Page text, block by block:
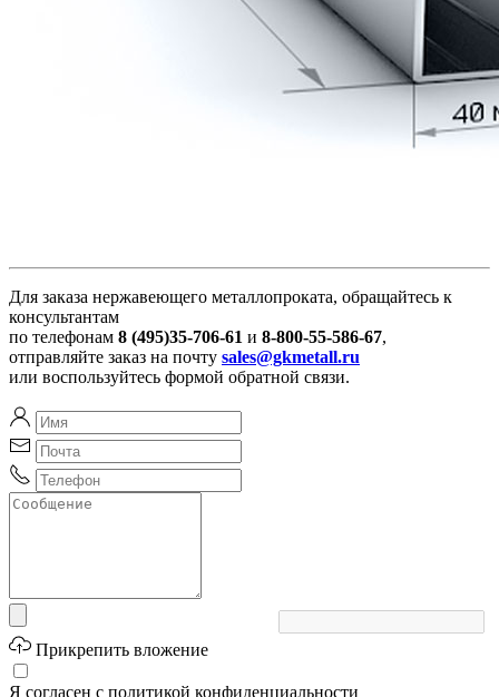
Для заказа нержавеющего металлопроката, обращайтесь к
консультантам
по телефонам 8 (495)35-706-61 и 8-800-55-586-67,
отправляйте заказ на почту sales@gkmetall.ru
или воспользуйтесь формой обратной связи.
Прикрепить вложение
Я согласен с политикой конфиденциальности